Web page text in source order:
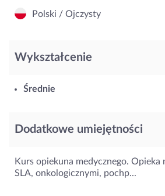
Polski / Ojczysty
Wykształcenie
Średnie
Dodatkowe umiejętności
Kurs opiekuna medycznego. Opieka
SLA, onkologicznymi, pochp...